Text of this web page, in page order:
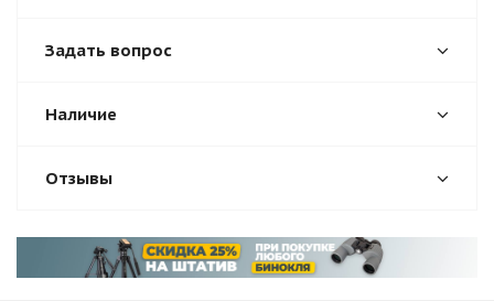
Задать вопрос
Наличие
Отзывы